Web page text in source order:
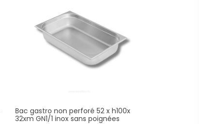
Bac gastro non perforé 52 x h100x
32xm GN1/1 inox sans poignées